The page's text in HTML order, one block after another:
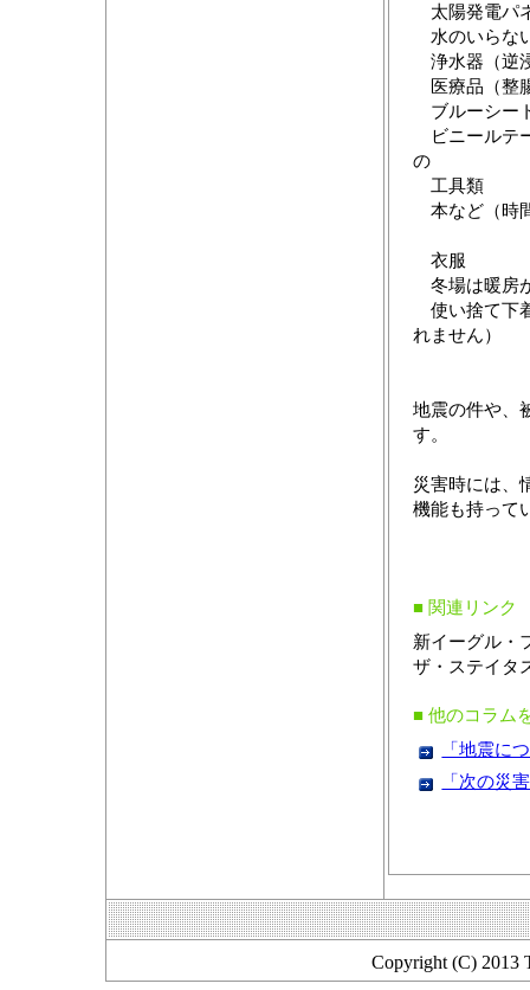
太陽発電パ
水のいらな
浄水器（逆
医療品（整
ブルーシー
ビニールテ
の
工具類
本など（時
衣服
冬場は暖房
使い捨て下
れません）
地震の件や、
す。
災害時には、
機能も持って
■ 関連リンク
新イーグル
ザ・ステイ
■ 他のコラム
「地震に
「次の災
Copyright (C) 2013